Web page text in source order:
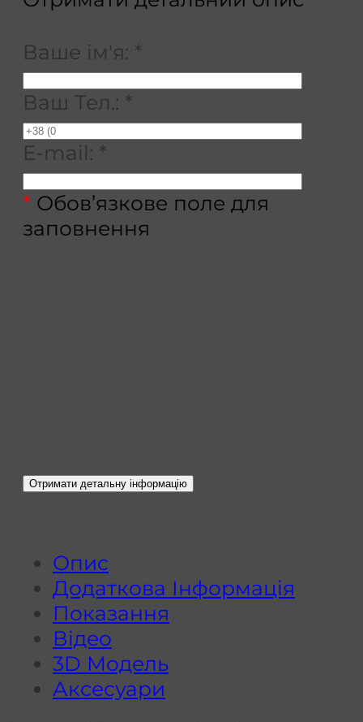
Ваше ім'я: *
Ваш Тел.: *
E-mail: *
* Обов’язкове поле для
заповнення
Опис
Додаткова Інформація
Показання
Відео
3D Модель
Аксесуари